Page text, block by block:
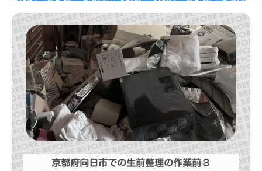
京都府向日市での生前整理の作業前３